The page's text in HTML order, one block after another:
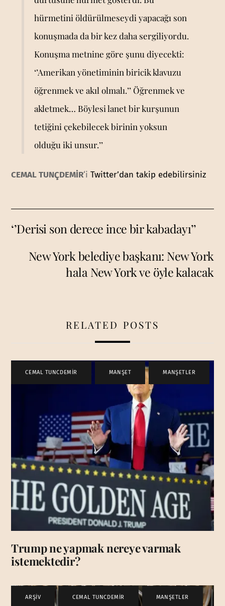
hürmetini öldürülmeseydi yapacağı son
konuşmada da bir kez daha sergiliyordu.
Konuşma metnine göre şunu diyecekti:
‘’Amerikan yönetiminin biricik klavuzu
öğrenmek ve akıl olmalı.’’ Öğrenmek ve
akletmek… Böylesi lanet bir kurşunun
tetiğini çekebilecek birinin yoksun
olduğu iki unsur.’’
CEMAL TUNÇDEMİR‘iTwitter’dan takip edebilirsiniz
‘’Derisi son derece ince bir kabadayı’’
New York belediye başkanı: New York
hala New York ve öyle kalacak
RELATED POSTS
CEMAL TUNCDEMİR MANŞET , MANŞETLER
Trump ne yapmak nereye varmak
istemektedir?
ARŞİV CEMAL TUNCDEMİR , MANŞETLER